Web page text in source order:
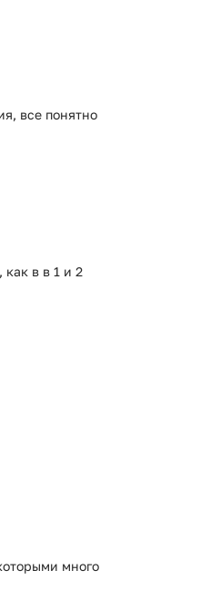
все понятно
в в 1 и 2
много